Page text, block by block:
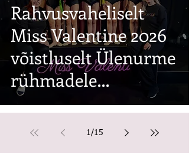
Rahvusvaheliselt
Miss Valentine 2026
võistluselt Ülenurme
rühmadele
kuldmedalid
1 /15